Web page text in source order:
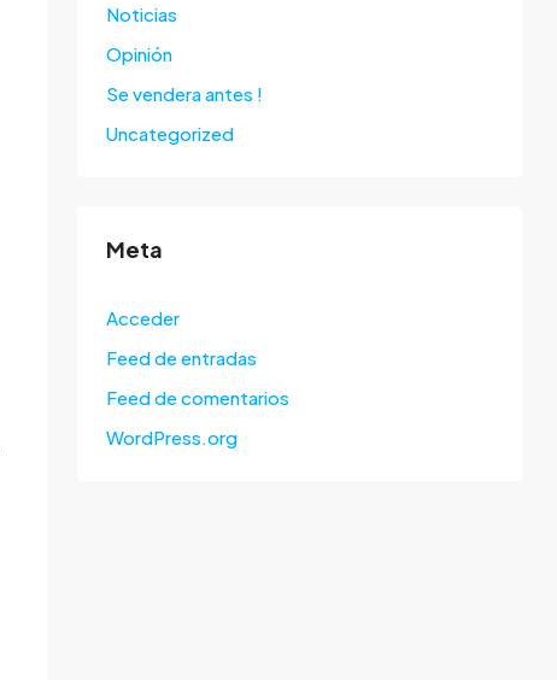
Noticias
Opinión
Se vendera antes !
Uncategorized
Meta
Acceder
Feed de entradas
Feed de comentarios
WordPress.org